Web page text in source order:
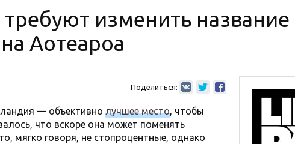
изменить
Аотеароа
Поделиться:
— объективно лучшее место, чтобы
что вскоре она может поменять
мягко говоря, не стопроцентные, однако